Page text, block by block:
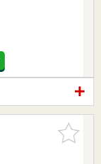
お気に入
りに追加